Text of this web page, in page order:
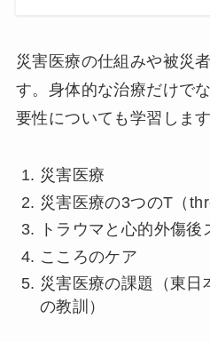
災害医療の仕組みや被災
す。身体的な治療だけで
要性についても学習します
災害医療
災害医療の3つのT（
トラウマと心的外傷後
こころのケア
災害医療の課題（東
の教訓）